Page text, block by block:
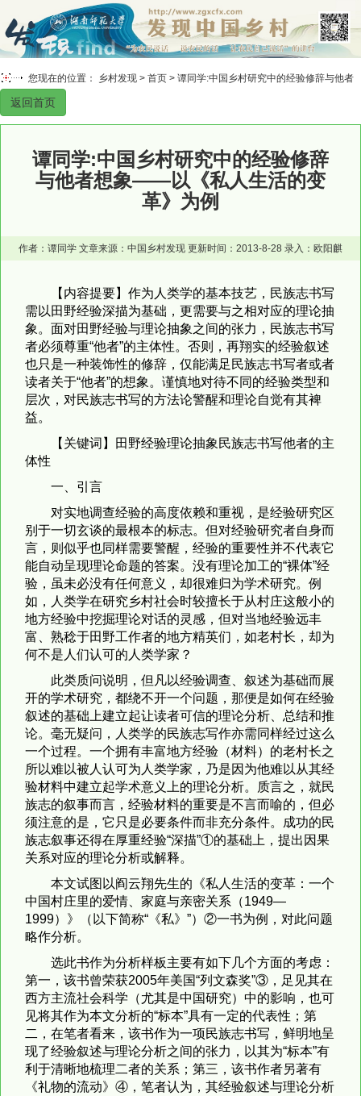
您现在的位置： 乡村发现 > 首页 > 谭同学:中国乡村研究中的经验修辞与他者
想象——以《私人生活的变革》为例
返回首页
谭同学:中国乡村研究中的经验修辞
与他者想象——以《私人生活的变
革》为例
作者：谭同学 文章来源：中国乡村发现 更新时间：2013-8-28 录入：欧阳麒
【内容提要】作为人类学的基本技艺，民族志书写
需以田野经验深描为基础，更需要与之相对应的理论抽
象。面对田野经验与理论抽象之间的张力，民族志书写
者必须尊重“他者”的主体性。否则，再翔实的经验叙述
也只是一种装饰性的修辞，仅能满足民族志书写者或者
读者关于“他者”的想象。谨慎地对待不同的经验类型和
层次，对民族志书写的方法论警醒和理论自觉有其裨
益。
【关键词】田野经验理论抽象民族志书写他者的主
体性
一、引言
对实地调查经验的高度依赖和重视，是经验研究区
别于一切玄谈的最根本的标志。但对经验研究者自身而
言，则似乎也同样需要警醒，经验的重要性并不代表它
能自动呈现理论命题的答案。没有理论加工的“裸体”经
验，虽未必没有任何意义，却很难归为学术研究。例
如，人类学在研究乡村社会时较擅长于从村庄这般小的
地方经验中挖掘理论对话的灵感，但对当地经验远丰
富、熟稔于田野工作者的地方精英们，如老村长，却为
何不是人们认可的人类学家？
此类质问说明，但凡以经验调查、叙述为基础而展
开的学术研究，都绕不开一个问题，那便是如何在经验
叙述的基础上建立起让读者可信的理论分析、总结和推
论。毫无疑问，人类学的民族志写作亦需同样经过这么
一个过程。一个拥有丰富地方经验（材料）的老村长之
所以难以被人认可为人类学家，乃是因为他难以从其经
验材料中建立起学术意义上的理论分析。质言之，就民
族志的叙事而言，经验材料的重要是不言而喻的，但必
须注意的是，它只是必要条件而非充分条件。成功的民
族志叙事还得在厚重经验“深描”①的基础上，提出因果
关系对应的理论分析或解释。
本文试图以阎云翔先生的《私人生活的变革：一个
中国村庄里的爱情、家庭与亲密关系（1949—
1999）》（以下简称“《私》”）②一书为例，对此问题
略作分析。
选此书作为分析样板主要有如下几个方面的考虑：
第一，该书曾荣获2005年美国“列文森奖”③，足见其在
西方主流社会科学（尤其是中国研究）中的影响，也可
见将其作为本文分析的“标本”具有一定的代表性；第
二，在笔者看来，该书作为一项民族志书写，鲜明地呈
现了经验叙述与理论分析之间的张力，以其为“标本”有
利于清晰地梳理二者的关系；第三，该书作者另著有
《礼物的流动》④，笔者认为，其经验叙述与理论分析